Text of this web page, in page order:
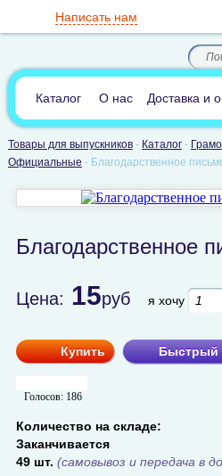
8(812)385-66-65
8(905) 700-70-04
По России звонок
бесплатный
(круглосуточно)
Написать нам
В сравнении:0
Каталог О нас Доставка и
Товары для выпускников- Каталог-
Официальные - Благодарственное
Благодарственное
Цена: 15руб я хочу
Купить Быстрый
Голосов: 186
Количество на складе:
Заканчивается
49 шт. (самовывоз и передача в